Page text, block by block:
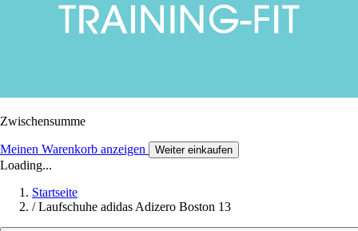
Zwischensumme
Meinen Warenkorb anzeigen Weiter einkaufen
Loading...
Startseite
/ Laufschuhe adidas Adizero Boston 13